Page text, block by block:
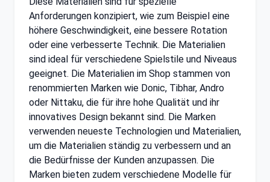
Anforderungen konzipiert, wie zum Beispiel eine
höhere Geschwindigkeit, eine bessere Rotation
oder eine verbesserte Technik. Die Materialien
sind ideal für verschiedene Spielstile und Niveaus
geeignet. Die Materialien im Shop stammen von
renommierten Marken wie Donic, Tibhar, Andro
oder Nittaku, die für ihre hohe Qualität und ihr
innovatives Design bekannt sind. Die Marken
verwenden neueste Technologien und Materialien,
um die Materialien ständig zu verbessern und an
die Bedürfnisse der Kunden anzupassen. Die
Marken bieten zudem verschiedene Modelle für